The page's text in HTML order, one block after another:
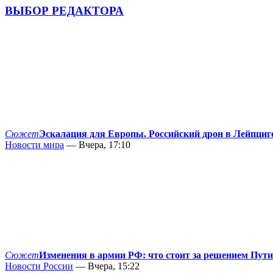
ВЫБОР РЕДАКТОРА
СюжетЭскалация для Европы. Российский дрон в
Новости мира — Вчера, 17:10
СюжетИзменения в армии РФ: что стоит за решением
Новости России — Вчера, 15:22